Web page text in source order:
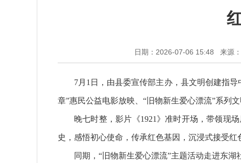
日期：2026-07-06 15:48 来源
7月1日，由县委宣传部主办，县文明创建指
章”惠民公益电影放映、“旧物新生爱心漂流”系列
晚七时整，影片《1921》准时开场，带领现
史，感悟初心使命，传承红色基因，沉浸式接受红
同期，“旧物新生爱心漂流”主题活动走进东